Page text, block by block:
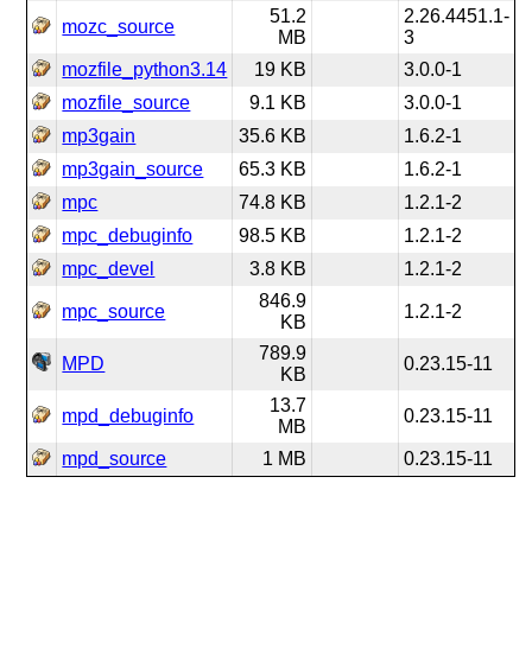
mozc_source
51.2
MB
2.26.4451.1-
3
mozfile_python3.14
19 KB
3.0.0-1
mozfile_source
9.1 KB
3.0.0-1
mp3gain
35.6 KB
1.6.2-1
mp3gain_source
65.3 KB
1.6.2-1
mpc
74.8 KB
1.2.1-2
mpc_debuginfo
98.5 KB
1.2.1-2
mpc_devel
3.8 KB 1.2.1-2
mpc_source
846.9
KB
1.2.1-2
MPD
789.9
KB
0.23.15-11
mpd_debuginfo
13.7
MB
0.23.15-11
mpd_source 1 MB 0.23.15-11